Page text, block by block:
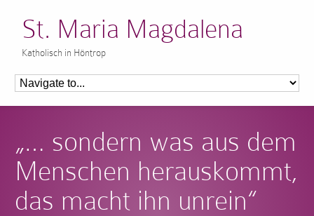
St. Maria Magdalena
Katholisch in Höntrop
„… sondern was aus dem
Menschen herauskommt,
das macht ihn unrein“